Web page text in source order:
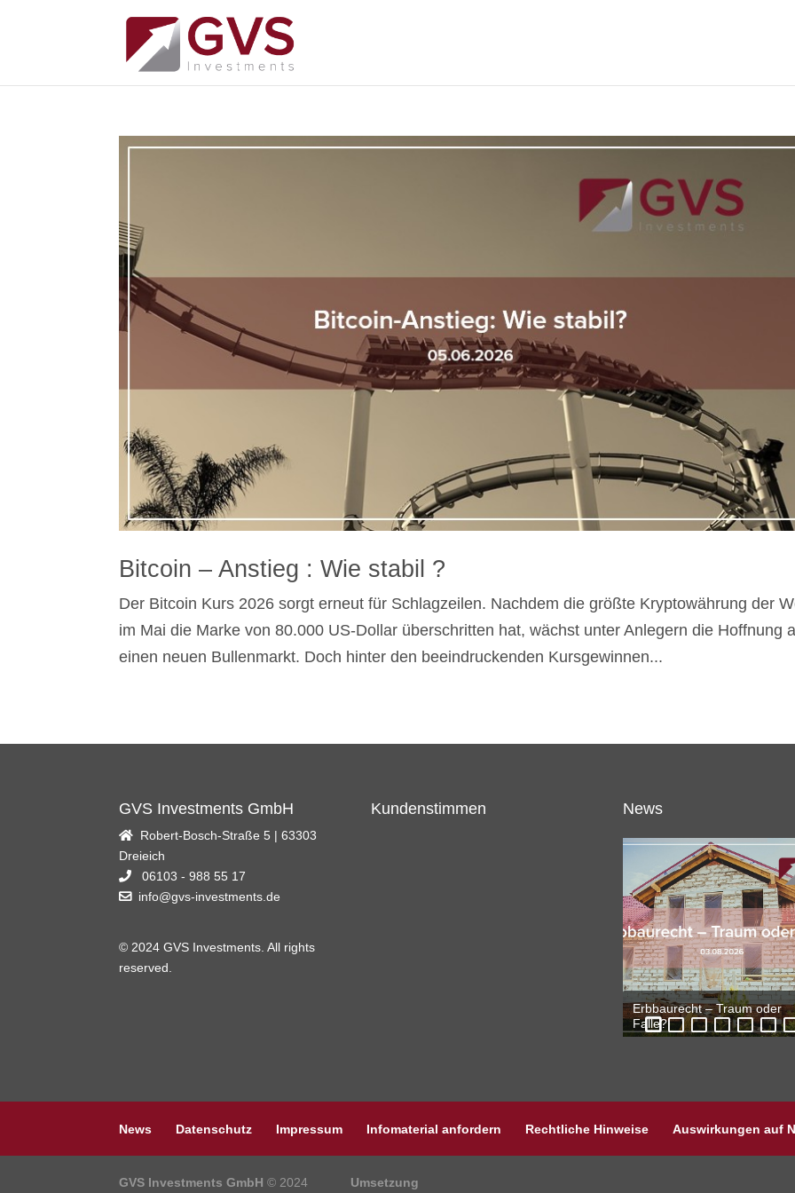
Bitcoin – Anstieg : Wie stabil ?
Der Bitcoin Kurs 2026 sorgt erneut für Schlagzeilen. Nachdem die größte Kryptowährung der
im Mai die Marke von 80.000 US-Dollar überschritten hat, wächst unter Anlegern die Hoffnung
einen neuen Bullenmarkt. Doch hinter den beeindruckenden Kursgewinnen...
GVS Investments GmbH
Robert-Bosch-Straße 5 | 63303
Dreieich
06103 - 988 55 17
info@gvs-investments.de
© 2024 GVS Investments. All rights
reserved.
Kundenstimmen News
Erbbaurecht – Traum oder
Falle?
Rohstoffe – Hüter & Weiser
Kapitalpuffer-Abschaffung:
ändert sich?
Kryptowährungen – Digitale
Assets
Immobilienverkauf:
Überpreisung kostet
9-Euro-Ticket: Ziel erreicht?
Bitcoin – Anstieg : Wie stabil
News Datenschutz Impressum Infomaterial anfordern Rechtliche Hinweise Auswirkungen auf
GVS Investments GmbH © 2024 Umsetzung